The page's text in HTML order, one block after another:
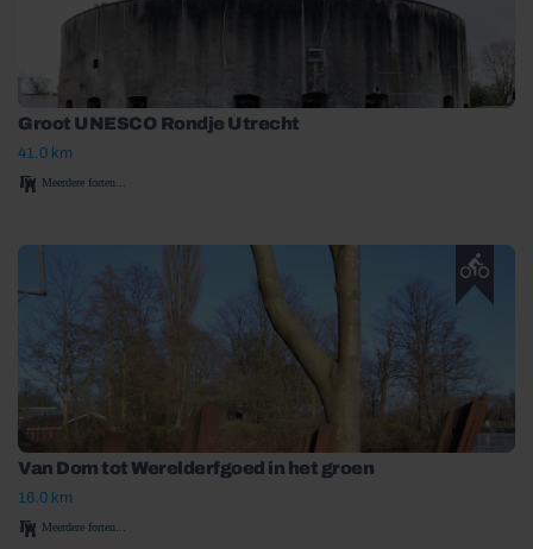
Groot UNESCO Rond­je Utrecht
41.0 km
Meerdere forten...
Van Dom tot Wereld­erfgoed in het groen
16.0 km
Meerdere forten...